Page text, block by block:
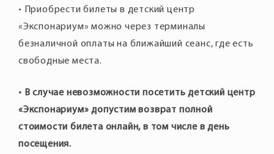
• Приобрести билеты в детский центр
«Экспонариум» можно через терминалы
безналичной оплаты на ближайший сеанс, где есть
свободные места.
• В случае невозможности посетить детский центр
«Экспонариум» допустим возврат полной
стоимости билета онлайн, в том числе в день
посещения.